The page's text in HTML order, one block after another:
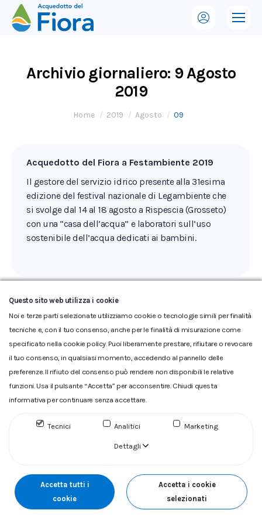
Archivio giornaliero: 9 Agosto
2019
Tu sei qui:
Home 2019 Agosto 09
Acquedotto del Fiora a Festambiente 2019
Il gestore del servizio idrico presente alla 31esima
edizione del festival nazionale di Legambiente che
si svolge dal 14 al 18 agosto a Rispescia (Grosseto)
con una “casa dell’acqua” e laboratori sull’uso
sostenibile dell’acqua dedicati ai bambini.
Cookie
ACQUEDOTTO DEL FIORA S.p.A. Numero d'iscrizione e Codice
Sociale Euro 1.730.520,00 i.v
Questo sito web utilizza i cookie
Noi e terze parti selezionate utilizziamo cookie o tecnologie simili per finalità
tecniche e, con il tuo consenso, anche per le finalità di misurazione come
specificato nella cookie policy. Puoi liberamente prestare, rifiutare o revocare
il tuo consenso, in qualsiasi momento, accedendo al pannello delle
preferenze. Il rifiuto del consenso può rendere non disponibili le relative
funzioni. Usa il pulsante “Accetta” per acconsentire. Chiudi questa
informativa per continuare senza accettare.
Tecnici Analitici Marketing
Dettagli
Accetta tutti i
cookie
Accetta i cookie
selezionati